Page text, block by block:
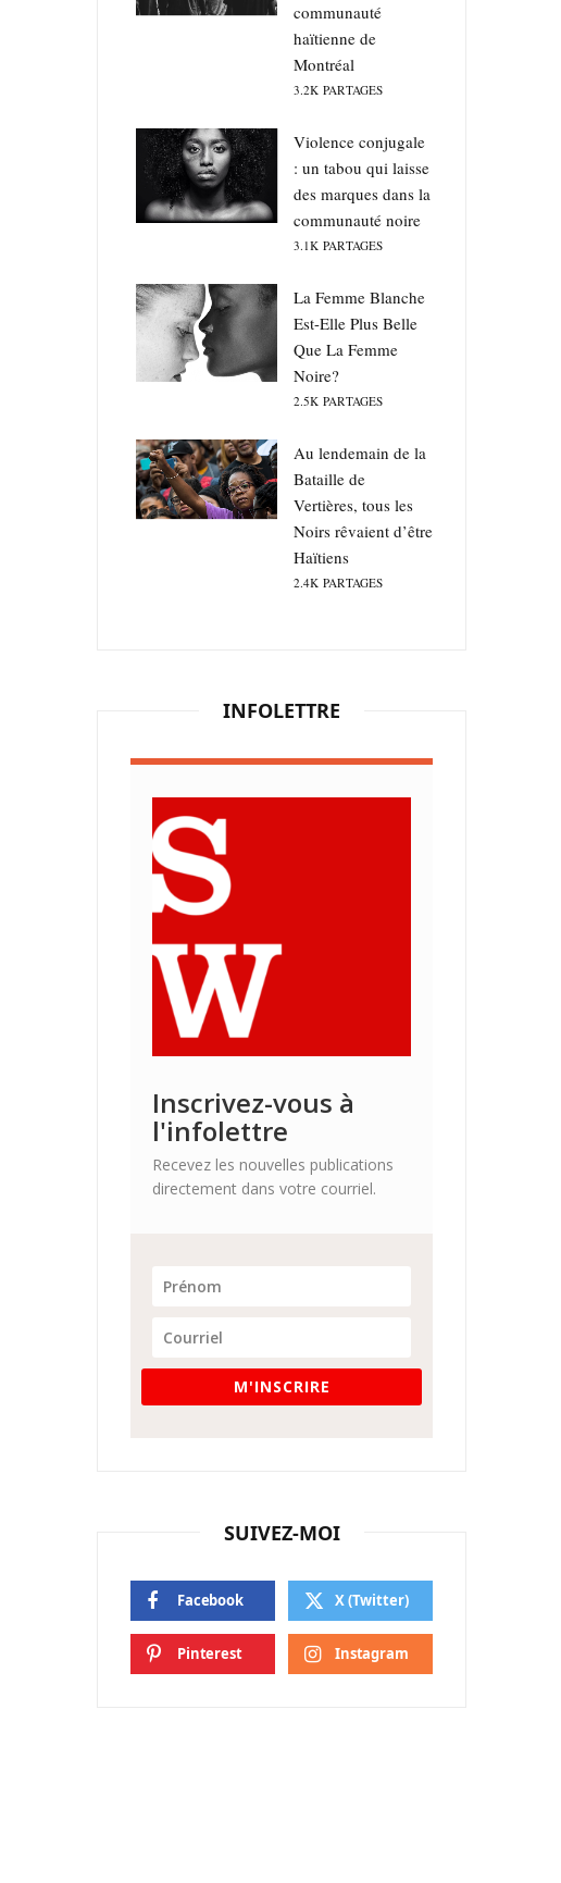
communauté
haïtienne de
Montréal
3.2K PARTAGES
Violence conjugale
: un tabou qui laisse
des marques dans la
communauté noire
3.1K PARTAGES
La Femme Blanche
Est-Elle Plus Belle
Que La Femme
Noire?
2.5K PARTAGES
Au lendemain de la
Bataille de
Vertières, tous les
Noirs rêvaient d’être
Haïtiens
2.4K PARTAGES
INFOLETTRE
Inscrivez-vous à
l'infolettre
Recevez les nouvelles publications
directement dans votre courriel.
M'INSCRIRE
SUIVEZ-MOI
Facebook X (Twitter)
Pinterest Instagram